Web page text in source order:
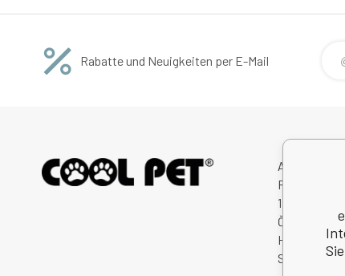
Rabatte und Neuigkeiten per E-Mail
Avitex,s.r.o.
Rybná 716/24
11000 Praha 1
Česká
Steuernum.: